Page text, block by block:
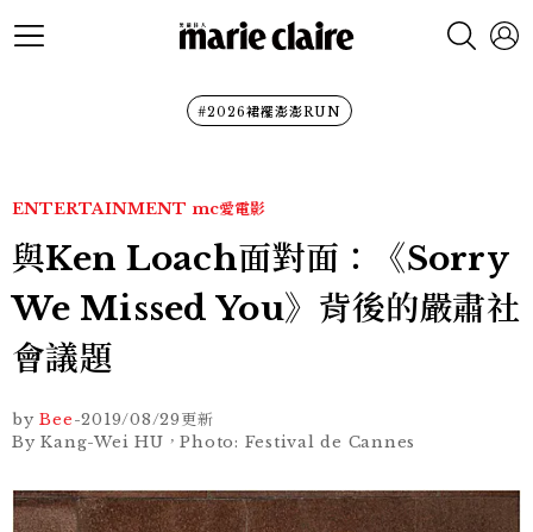
#2026裙襬澎澎RUN
ENTERTAINMENT mc愛電影
與Ken Loach面對面：《Sorry
We Missed You》背後的嚴肅社
會議題
by Bee-2019/08/29更新
By Kang-Wei HU，Photo: Festival de Cannes